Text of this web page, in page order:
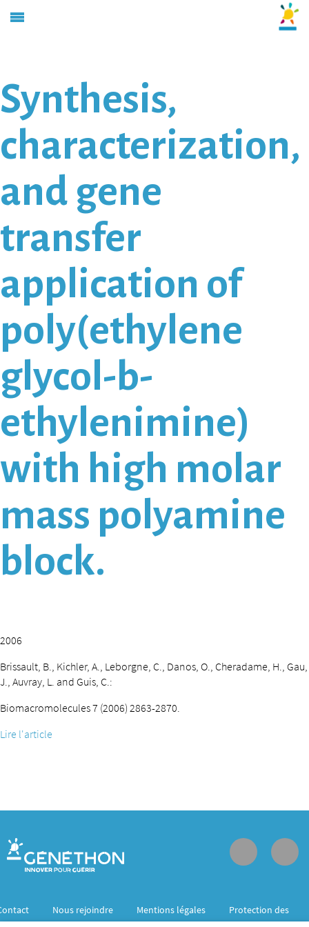
Synthesis,
characterization,
and gene
transfer
application of
poly(ethylene
glycol-b-
ethylenimine)
with high molar
mass polyamine
block.
2006
Brissault, B., Kichler, A., Leborgne, C., Danos, O., Cheradame, H., Gau,
J., Auvray, L. and Guis, C.:
Biomacromolecules 7 (2006) 2863-2870.
Lire l'article
Nous rejoindre Mentions légales
Protection des